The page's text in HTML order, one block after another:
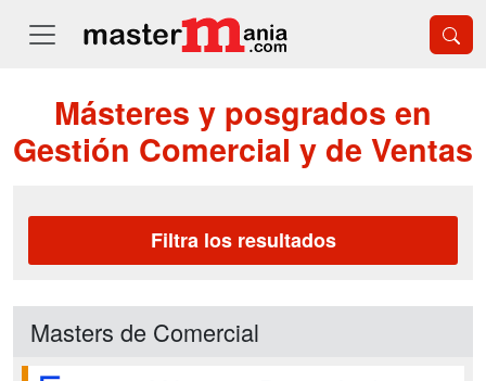
Másteres y posgrados en
Gestión Comercial y de Ventas
Filtra los resultados
Masters de Comercial